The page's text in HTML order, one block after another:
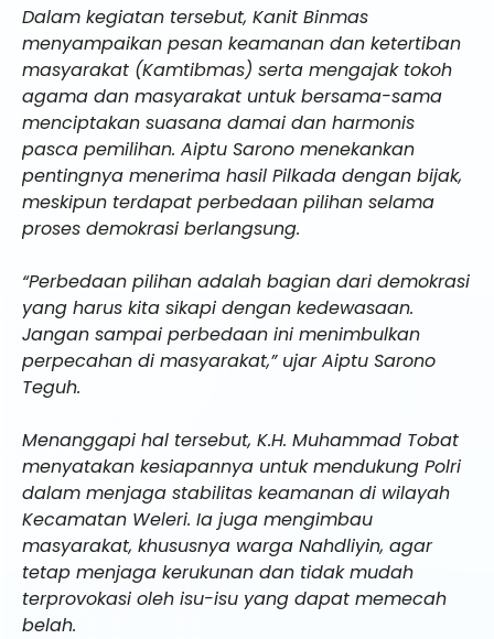
Dalam kegiatan tersebut, Kanit Binmas
menyampaikan pesan keamanan dan ketertiban
masyarakat (Kamtibmas) serta mengajak tokoh
agama dan masyarakat untuk bersama-sama
menciptakan suasana damai dan harmonis
pasca pemilihan. Aiptu Sarono menekankan
pentingnya menerima hasil Pilkada dengan bijak,
meskipun terdapat perbedaan pilihan selama
proses demokrasi berlangsung.
“Perbedaan pilihan adalah bagian dari demokrasi
yang harus kita sikapi dengan kedewasaan.
Jangan sampai perbedaan ini menimbulkan
perpecahan di masyarakat,” ujar Aiptu Sarono
Teguh.
Menanggapi hal tersebut, K.H. Muhammad Tobat
menyatakan kesiapannya untuk mendukung Polri
dalam menjaga stabilitas keamanan di wilayah
Kecamatan Weleri. Ia juga mengimbau
masyarakat, khususnya warga Nahdliyin, agar
tetap menjaga kerukunan dan tidak mudah
terprovokasi oleh isu-isu yang dapat memecah
belah.